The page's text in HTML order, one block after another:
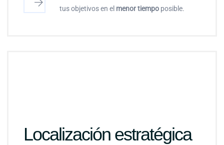
tus objetivos en el menor tiempo posible.
Localización estratégica